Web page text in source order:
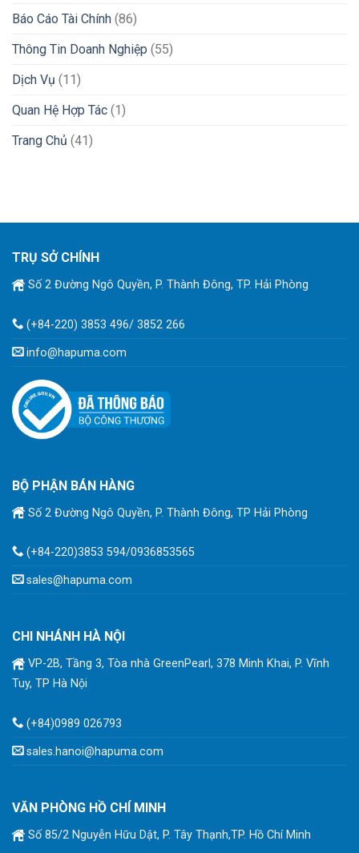
Báo Cáo Tài Chính (86)
Thông Tin Doanh Nghiệp (55)
Dịch Vụ (11)
Quan Hệ Hợp Tác (1)
Trang Chủ (41)
TRỤ SỞ CHÍNH
Số 2 Đường Ngô Quyền, P. Thành Đông, TP. Hải Phòng
(+84-220) 3853 496/ 3852 266
info@hapuma.com
BỘ PHẬN BÁN HÀNG
Số 2 Đường Ngô Quyền, P. Thành Đông, TP Hải Phòng
(+84-220)3853 594/0936853565
sales@hapuma.com
CHI NHÁNH HÀ NỘI
VP-2B, Tầng 3, Tòa nhà GreenPearl, 378 Minh Khai, P. Vĩnh
Tuy, TP Hà Nội
(+84)0989 026793
sales.hanoi@hapuma.com
VĂN PHÒNG HỒ CHÍ MINH
Số 85/2 Nguyễn Hữu Dật, P. Tây Thạnh,TP. Hồ Chí Minh